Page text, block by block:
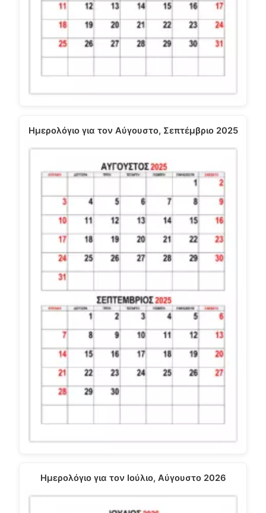
Ημερολόγιο για τον Αύγουστο, Σεπτέμβριο 2025
Ημερολόγιο για τον Ιούλιο, Αύγουστο 2026